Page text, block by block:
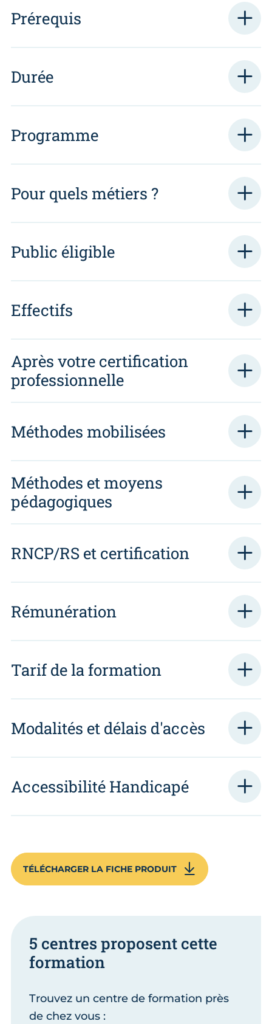
Prérequis
Durée
Programme
Pour quels métiers ?
Public éligible
Effectifs
Après votre certification
professionnelle
Méthodes mobilisées
Méthodes et moyens
pédagogiques
RNCP/RS et certification
Rémunération
Tarif de la formation
Modalités et délais d'accès
Accessibilité Handicapé
TÉLÉCHARGER LA FICHE PRODUIT
5 centres proposent cette
formation
Trouvez un centre de formation près
de chez vous :